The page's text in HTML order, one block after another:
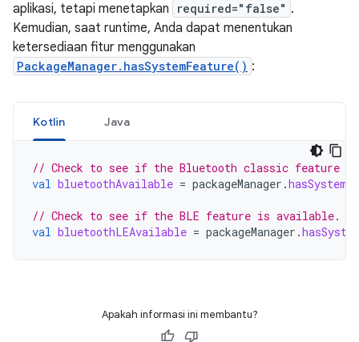
aplikasi, tetapi menetapkan
required="false" .
Kemudian, saat runtime, Anda dapat menentukan
ketersediaan fitur menggunakan
PackageManager.hasSystemFeature() :
Kotlin Java
// Check to see if the Bluetooth classic feature
val bluetoothAvailable = packageManager .
// Check to see if the BLE feature is available.
val bluetoothLEAvailable = packageManager .
Apakah informasi ini membantu?